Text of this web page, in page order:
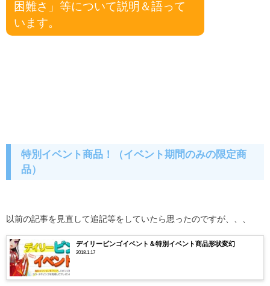
困難さ」等について説明＆語って
います。
特別イベント商品！（イベント期間のみの限定商
品）
以前の記事を見直して追記等をしていたら思ったのですが、、、
デイリービンゴイベント＆特別イベント商品形状変幻
2018.1.17